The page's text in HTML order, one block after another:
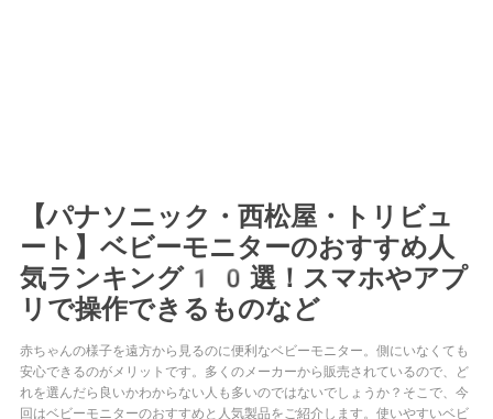
【パナソニック・西松屋・トリビュ
ート】ベビーモニターのおすすめ人
気ランキング10選！スマホやアプ
リで操作できるものなど
赤ちゃんの様子を遠方から見るのに便利なベビーモニター。側にいなくても
安心できるのがメリットです。多くのメーカーから販売されているので、ど
れを選んだら良いかわからない人も多いのではないでしょうか？そこで、今
回はベビーモニターのおすすめと人気製品をご紹介します。使いやすいベビ